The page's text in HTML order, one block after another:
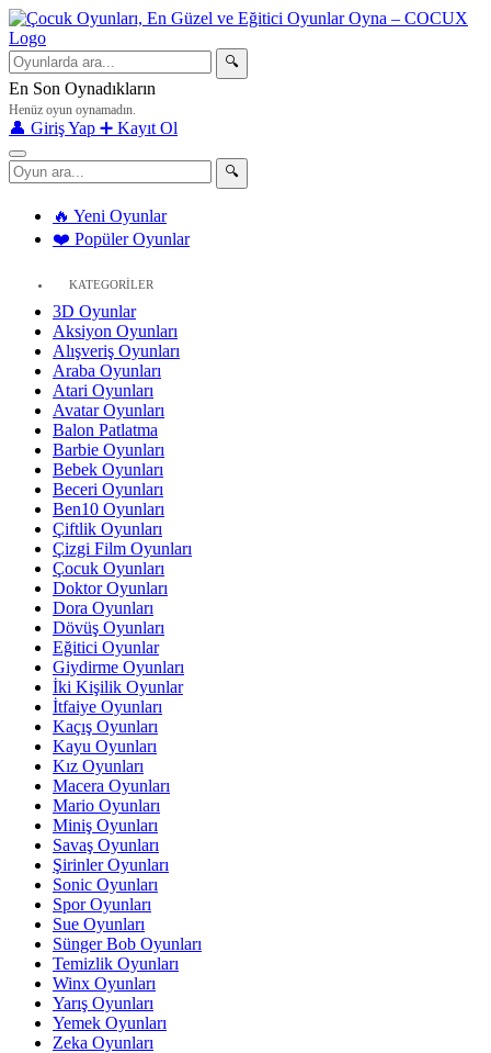
🔍
En Son Oynadıkların
Henüz oyun oynamadın.
👤 Giriş Yap ➕ Kayıt Ol
🔍
🔥 Yeni Oyunlar
❤️ Popüler Oyunlar
KATEGORİLER
3D Oyunlar
Aksiyon Oyunları
Alışveriş Oyunları
Araba Oyunları
Atari Oyunları
Avatar Oyunları
Balon Patlatma
Barbie Oyunları
Bebek Oyunları
Beceri Oyunları
Ben10 Oyunları
Çiftlik Oyunları
Çizgi Film Oyunları
Çocuk Oyunları
Doktor Oyunları
Dora Oyunları
Dövüş Oyunları
Eğitici Oyunlar
Giydirme Oyunları
İki Kişilik Oyunlar
İtfaiye Oyunları
Kaçış Oyunları
Kayu Oyunları
Kız Oyunları
Macera Oyunları
Mario Oyunları
Miniş Oyunları
Savaş Oyunları
Şirinler Oyunları
Sonic Oyunları
Spor Oyunları
Sue Oyunları
Sünger Bob Oyunları
Temizlik Oyunları
Winx Oyunları
Yarış Oyunları
Yemek Oyunları
Zeka Oyunları